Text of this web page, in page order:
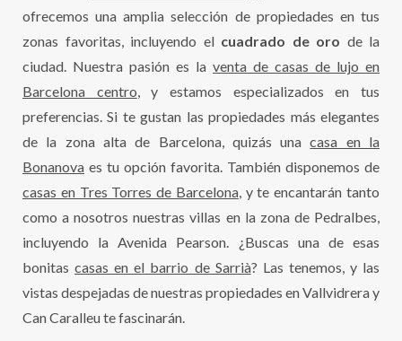
ofrecemos una amplia selección de propiedades en tus
zonas favoritas, incluyendo el cuadrado de oro de la
ciudad. Nuestra pasión es la venta de casas de lujo en
Barcelona centro, y estamos especializados en tus
preferencias. Si te gustan las propiedades más elegantes
de la zona alta de Barcelona, quizás unacasa en la
Bonanova es tu opción favorita. También disponemos de
casas en Tres Torres de Barcelona, y te encantarán tanto
como a nosotros nuestras villas en la zona de Pedralbes,
incluyendo la Avenida Pearson. ¿Buscas una de esas
bonitascasas en el barrio de Sarrià? Las tenemos, y las
vistas despejadas de nuestras propiedades en Vallvidrera y
Can Caralleu te fascinarán.